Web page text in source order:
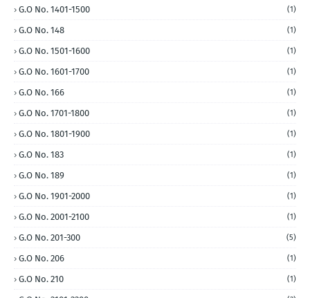
G.O No. 1401-1500 (1)
G.O No. 148 (1)
G.O No. 1501-1600 (1)
G.O No. 1601-1700 (1)
G.O No. 166 (1)
G.O No. 1701-1800 (1)
G.O No. 1801-1900 (1)
G.O No. 183 (1)
G.O No. 189 (1)
G.O No. 1901-2000 (1)
G.O No. 2001-2100 (1)
G.O No. 201-300 (5)
G.O No. 206 (1)
G.O No. 210 (1)